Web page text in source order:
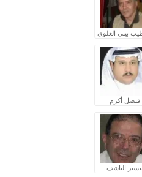
بيتي العلوي
فيصل أكرم
الناشف